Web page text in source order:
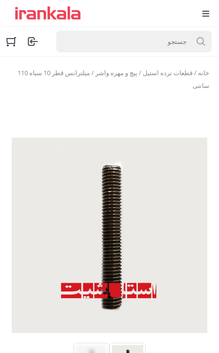
خانه /قطعات نرده استیل / پیچ و مهره واشر
/ میلترانس قطر 10 سیاه 110
سانتی